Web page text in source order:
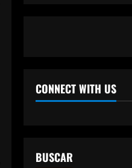
CONNECT WITH US
BUSCAR